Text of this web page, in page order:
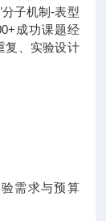
子机制-表型
成功课题经
复、实验设计
需求与预算